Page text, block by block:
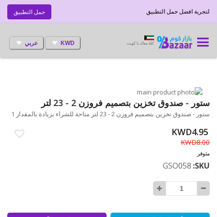
حمل التطبيق لتجربة افضل حمل التطبيق
KWD عربي كلنا معاك يا كويت
انتقل
إلى
النهاية
معرض
الصور
تخطي
إلى
بداية
معرض
الصور
ستور - صندوق تخزين بتصميم فروزن 2 - 23 لتر
ستور - صندوق تخزين بتصميم فروزن 2 - 23 لتر متاحة للشراء بزيادة بالمقدار 1
KWD4.95
KWD8.00
متوفر
SKU
GSO058